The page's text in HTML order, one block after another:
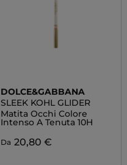
DOLCE&GABBANA
SLEEK KOHL GLIDER
Matita Occhi Colore
Intenso A Tenuta 10H
Da 20,80 €